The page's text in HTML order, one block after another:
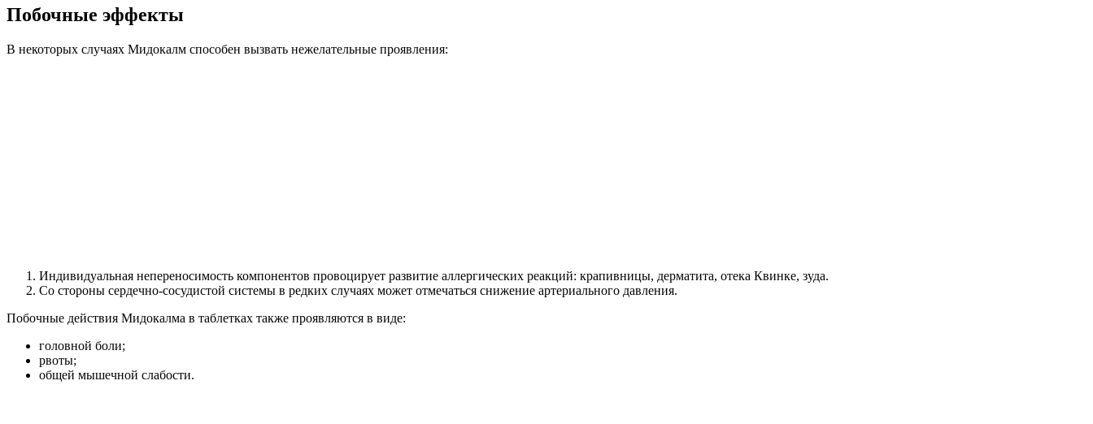
Побочные эффекты
В некоторых случаях Мидокалм способен вызвать нежелательные проявления:
Индивидуальная непереносимость компонентов провоцирует развитие аллергических реакций: крапивницы, дерматита, отека Квинке, зуда.
Со стороны сердечно-сосудистой системы в редких случаях может отмечаться снижение артериального давления.
Побочные действия Мидокалма в таблетках также проявляются в виде:
головной боли;
рвоты;
общей мышечной слабости.